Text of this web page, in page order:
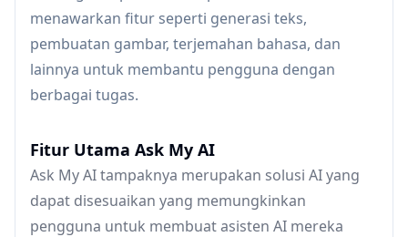
menawarkan fitur seperti generasi teks,
pembuatan gambar, terjemahan bahasa, dan
lainnya untuk membantu pengguna dengan
berbagai tugas.
Fitur Utama Ask My AI
Ask My AI tampaknya merupakan solusi AI yang
dapat disesuaikan yang memungkinkan
pengguna untuk membuat asisten AI mereka